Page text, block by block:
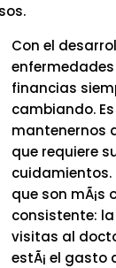
Con el
financias
cambiando.
mantenernos
que requiere
cuidamientos.
que son mÃ¡s
consistente:
visitas al
estÃ¡ el gasto